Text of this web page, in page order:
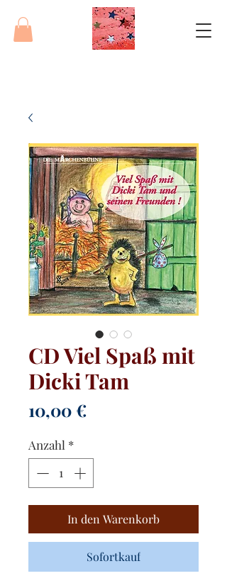
CD Viel Spaß mit
Dicki Tam
10,00 €Preis
Anzahl *
In den Warenkorb
Sofortkauf